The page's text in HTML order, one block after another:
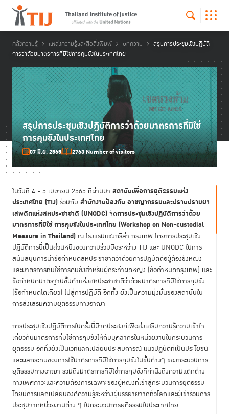
คลังความรู้ แหล่งความรู้และสื่อสิ่งพิมพ์ บทความ
สรุปการประชุมเชิงปฏิบัติ
การว่าด้วยมาตรการที่มิใช่การคุมขังในประเทศไทย
สรุปการประชุมเชิงปฏิบัติการว่าด้วยมาตรการที่มิใช่
การคุมขังในประเทศไทย
07 มิ.ย. 2565 2763 Number of visitors
ในวันที่ 4 - 5 เมษายน 2565 ที่ผ่านมา สถาบันเพื่อการยุติธรรมแห่ง
ประเทศไทย (TIJ) ร่วมกับ สำนักงานป้องกัน อาชญากรรมและปราบปรามยา
เสพติดแห่งสหประชาชาติ (UNODC) จัดการประชุมเชิงปฏิบัติการว่าด้วย
มาตรการที่มิใช่ การคุมขังในประเทศไทย (Workshop on Non-custodial
Measure in Thailand) ณ โรงแรมแชงกรีล่า กรุงเทพ โดยการประชุมเชิง
ปฏิบัติการนี้เป็นส่วนหนึ่งของความร่วมมือระหว่าง TIJ และ UNODC ในการ
สนับสนุนการนำข้อกำหนดสหประชาชาติว่าด้วยการปฏิบัติต่อผู้ต้องขังหญิง
และมาตรการที่มิใช่การคุมขังสำหรับผู้กระทำผิดหญิง (ข้อกำหนดกรุงเทพ) และ
ข้อกำหนดมาตรฐานขั้นต่ำแห่งสหประชาชาติว่าด้วยมาตรการที่มิใช่การคุมขัง
(ข้อกำหนดโตเกียว) ไปสู่การปฏิบัติ อีกทั้ง ยังเป็นความมุ่งมั่นของสถาบันใน
การส่งเสริมความยุติธรรมทางอาญา
การประชุมเชิงปฏิบัติการในครั้งนี้มีจุดประสงค์เพื่อส่งเสริมความรู้ความเข้าใจ
เกี่ยวกับมาตรการที่มิใช่การคุมขังให้กับบุคลากรในหน่วยงานในกระบวนการ
ยุติธรรม อีกทั้งยังเป็นเวทีแลกเปลี่ยนประสบการณ์ แนวปฏิบัติที่เป็นประโยชน์
และผลกระทบของการใช้มาตรการที่มิใช่การคุมขังในขั้นต่างๆ ของกระบวนการ
ยุติธรรมทางอาญา รวมถึงมาตรการที่มิใช่การคุมขังที่คำนึงถึงความแตกต่าง
ทางเพศภาวะและความต้องการเฉพาะของผู้หญิงที่เข้าสู่กระบวนการยุติธรรม
โดยมีการแลกเปลี่ยนองค์ความรู้ระหว่างผู้บรรยายจากทั่วโลกและผู้เข้าร่วมการ
ประชุมจากหน่วยงานต่าง ๆ ในกระบวนการยุติธรรมในประเทศไทย